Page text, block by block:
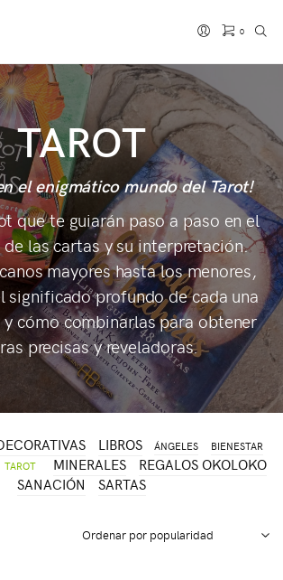
0
No hay productos en el carrito.
TAROT
el enigmático mundo del Tarot!
que te guiarán paso a paso en el
las cartas y su interpretación.
mayores hasta los menores,
significado profundo de cada una
y cómo combinarlas para obtener
precisas y reveladoras.
LIBROS ÁNGELES
BIENESTAR
TAROT MINERALES
REGALOS OKOLOKO
SANACIÓN
SARTAS